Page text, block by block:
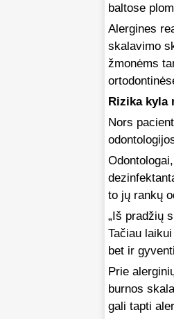
baltose
Alergines
skalavimo
žmonėms
Rizika kyla
Nors
to jų rankų
„Iš pradžių
Tačiau
bet ir
Prie
burnos
gali tapti